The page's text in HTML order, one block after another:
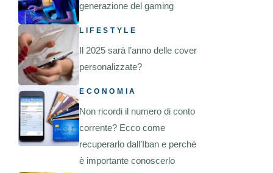
generazione del gaming
LIFESTYLE
Il 2025 sarà l’anno delle cover
personalizzate?
ECONOMIA
Non ricordi il numero di conto
corrente? Ecco come
recuperarlo dall’Iban e perché
è importante conoscerlo